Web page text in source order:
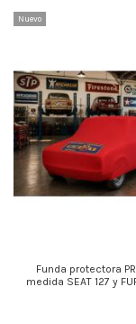
Nuevo
Funda protectora
medida SEAT 127 y